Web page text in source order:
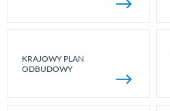
KRAJOWY PLAN
ODBUDOWY